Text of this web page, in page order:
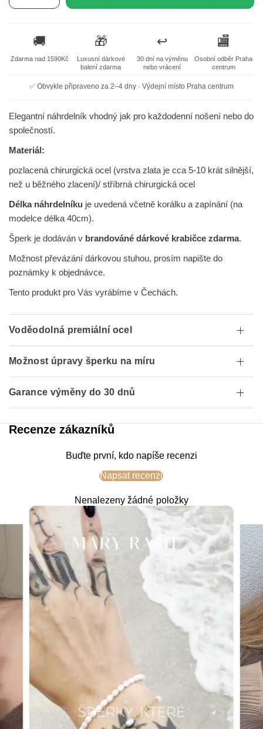
🚚
Zdarma nad 1590Kč
🎁
Luxusní dárkové
balení zdarma
↩️
30 dní na výměnu
nebo vrácení
🏬
Osobní odběr Praha
centrum
✅ Obvykle připraveno za 2–4 dny · Výdejní místo Praha centrum
Elegantní náhrdelník vhodný jak pro každodenní nošení nebo do
společností.
Materiál:
pozlacená chirurgická ocel (vrstva zlata je cca 5-10 krát silnější,
než u běžného zlacení)/ stříbrná chirurgická ocel
Délka náhrdelníku je uvedená včetně korálku a zapínání (na
modelce délka 40cm).
Šperk je dodáván v brandováné dárkové krabičce zdarma.
Možnost převázání dárkovou stuhou, prosím napište do
poznámky k objednávce.
Tento produkt pro Vás vyrábíme v Čechách.
Voděodolná premiální ocel
Možnost úpravy šperku na míru
Garance výměny do 30 dnů
Recenze zákazníků
Buďte první, kdo napíše recenzi
Napsat recenzi
Nenalezeny žádné položky